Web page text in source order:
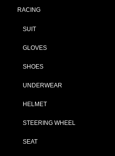
RACING
SUIT
GLOVES
SHOES
UNDERWEAR
HELMET
STEERING WHEEL
SEAT